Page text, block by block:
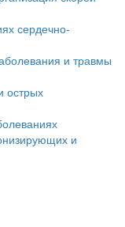
сердечно-
и травмы
острых
и